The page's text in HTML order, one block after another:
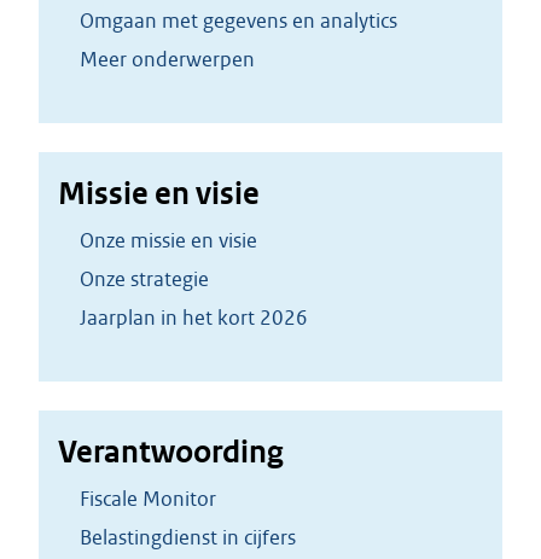
Omgaan met gegevens en analytics
Meer onderwerpen
Missie en visie
Onze missie en visie
Onze strategie
Jaarplan in het kort 2026
Verantwoording
Fiscale Monitor
Belastingdienst in cijfers